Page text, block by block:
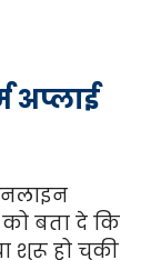
अप्लाई
बता दे कि
शुरू हो चुकी